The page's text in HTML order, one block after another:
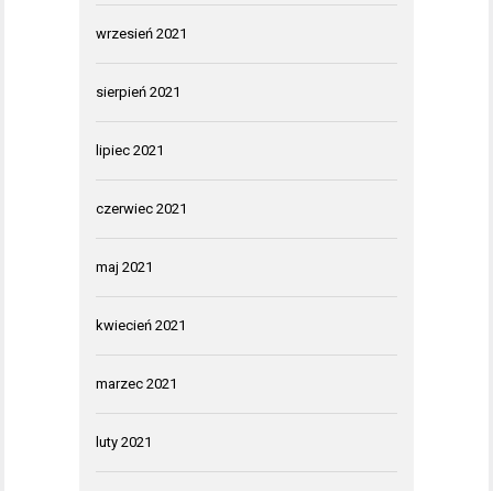
wrzesień 2021
sierpień 2021
lipiec 2021
czerwiec 2021
maj 2021
kwiecień 2021
marzec 2021
luty 2021